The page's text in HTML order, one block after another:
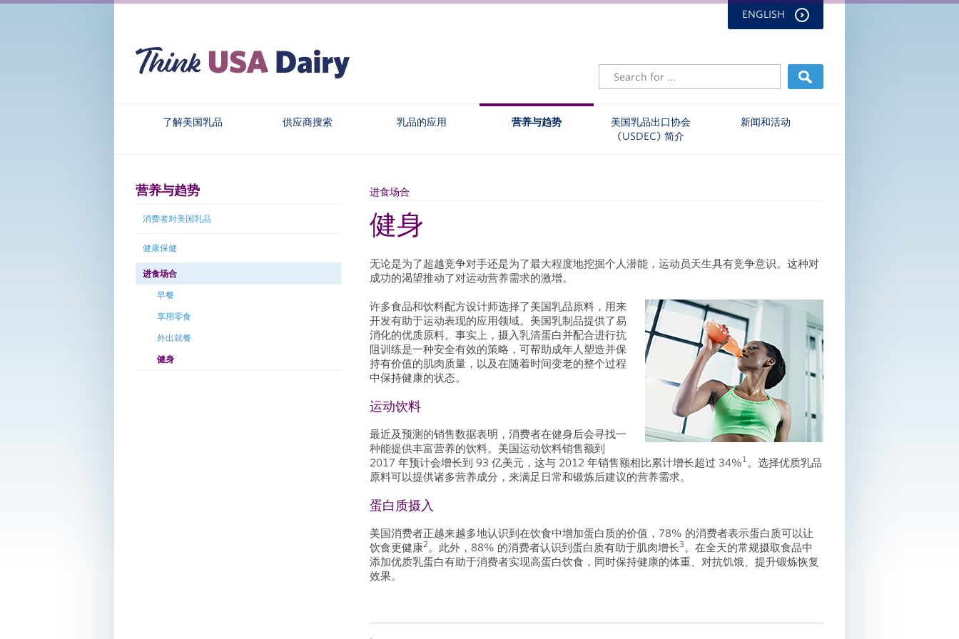
ENGLISH
了解美国乳品 供应商搜索 乳品的应用 营养与趋势
美国乳品出口协会
(USDEC) 简介
新闻和活动
营养与趋势
消费者对美国乳品
健康保健
进食场合
早餐
享用零食
外出就餐
健身
进食场合
健身
无论是为了超越竞争对手还是为了最大程度地挖掘个人潜能，运动员天生具有竞争意识。这种对
成功的渴望推动了对运动营养需求的激增。
许多食品和饮料配方设计师选择了美国乳品原料，用来
开发有助于运动表现的应用领域。美国乳制品提供了易
消化的优质原料。事实上，摄入乳清蛋白并配合进行抗
阻训练是一种安全有效的策略，可帮助成年人塑造并保
持有价值的肌肉质量，以及在随着时间变老的整个过程
中保持健康的状态。
运动饮料
最近及预测的销售数据表明，消费者在健身后会寻找一
种能提供丰富营养的饮料。美国运动饮料销售额到
2017 年预计会增长到 93 亿美元，这与 2012 年销售额相比累计增长超过 34%1。选择优质乳品
原料可以提供诸多营养成分，来满足日常和锻炼后建议的营养需求。
蛋白质摄入
美国消费者正越来越多地认识到在饮食中增加蛋白质的价值，78% 的消费者表示蛋白质可以让
饮食更健康2。此外，88% 的消费者认识到蛋白质有助于肌肉增长3。在全天的常规摄取食品中
添加优质乳蛋白有助于消费者实现高蛋白饮食，同时保持健康的体重、对抗饥饿、提升锻炼恢复
效果。